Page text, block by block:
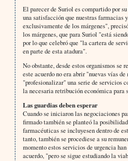
El parecer de Suriol es compartido por
una satisfacción que nuestras farmacias
exclusivamente de los márgenes",
los márgenes, que para Suriol "está
por lo que celebró que "la cartera de
en parte de esta atadura".
No obstante, desde estos organismos se
este acuerdo no era abrir "nuevas vías
"profesionalizar" una serie de servicios
la necesaria retribución económica para
Las guardias deben esperar
Cuando se iniciaron las negociaciones
firmado también se planteó la
farmacéuticas se incluyesen dentro de
tanto, también se procediese a su
momento estos servicios de urgencia
acuerdo, "pero se sigue estudiando la